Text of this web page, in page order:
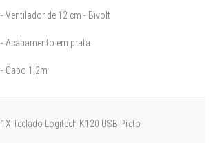
- Ventilador de 12 cm - Bivolt
- Acabamento em prata
- Cabo 1,2m
1X Teclado Logitech K120 USB Preto